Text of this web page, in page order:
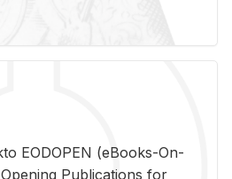
EO­DO­PEN (eBo­oks-On-
Pub­li­ca­tions for